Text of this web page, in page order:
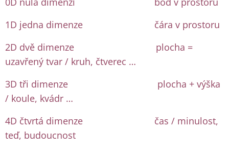
1D jedna dimenze čára v prostoru
2D dvě dimenze plocha =
uzavřený tvar / kruh, čtverec …
3D tři dimenze plocha + výška
/ koule, kvádr …
4D čtvrtá dimenze čas / minulost,
teď, budoucnost